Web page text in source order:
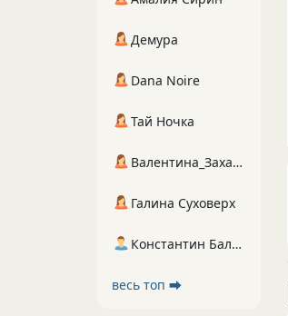
Демура
Dana Noire
Тай Ночка
Валентина_Захарова
Галина Суховерх
Константин Балухта
весь топ ⮕